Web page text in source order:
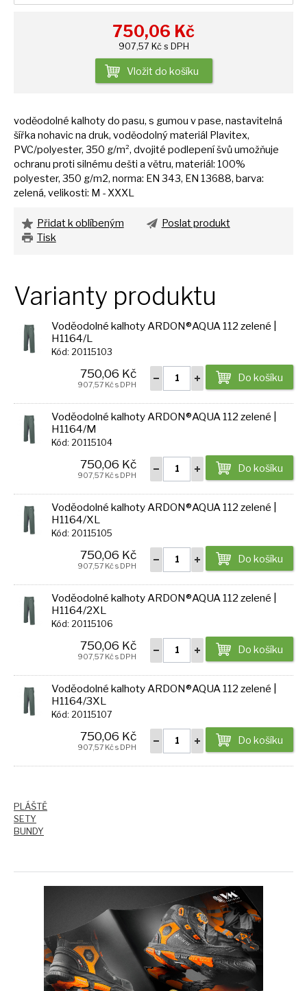
750,06 Kč
907,57 Kč s DPH
Vložit do košíku
voděodolné kalhotydo pasu, s gumou vpase, nastavitelná
šířka nohavicna druk, voděodolný materiál Plavitex,
PVC/polyester, 350 g/m², dvojité podlepení švů umožňuje
ochranu proti silnému dešti a větru, materiál: 100%
polyester, 350 g/m2, norma: EN 343, EN 13688, barva:
zelená, velikosti: M - XXXL
Přidat k oblíbeným
Poslat produkt
Tisk
Varianty produktu
Voděodolné kalhoty ARDON®AQUA 112 zelené |
H1164/L
Kód: 20115103
Do košíku
750,06 Kč
907,57 Kč s DPH
Voděodolné kalhoty ARDON®AQUA 112 zelené |
H1164/M
Kód: 20115104
Do košíku
750,06 Kč
907,57 Kč s DPH
Voděodolné kalhoty ARDON®AQUA 112 zelené |
H1164/XL
Kód: 20115105
Do košíku
750,06 Kč
907,57 Kč s DPH
Voděodolné kalhoty ARDON®AQUA 112 zelené |
H1164/2XL
Kód: 20115106
Do košíku
750,06 Kč
907,57 Kč s DPH
Voděodolné kalhoty ARDON®AQUA 112 zelené |
H1164/3XL
Kód: 20115107
Do košíku
750,06 Kč
907,57 Kč s DPH
PLÁŠTĚ
SETY
BUNDY